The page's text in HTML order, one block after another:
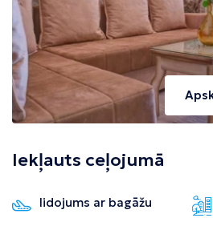
Iekļauts ceļojumā
lidojums ar bagāžu